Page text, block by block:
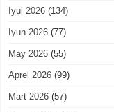
Iyul 2026 (134)
Iyun 2026 (77)
May 2026 (55)
Aprel 2026 (99)
Mart 2026 (57)